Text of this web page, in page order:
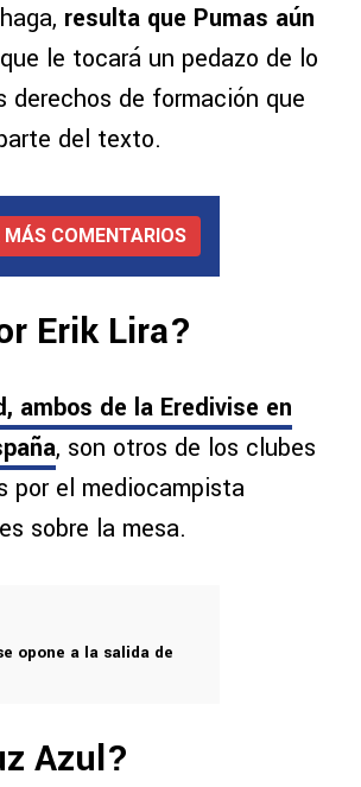
resulta que Pumas aún
le tocará un pedazo de lo
derechos de formación que
del texto.
MÁS COMENTARIOS
Erik Lira?
ambos de la Eredivise en
, son otros de los clubes
por el mediocampista
sobre la mesa.
opone a la salida de
Azul?